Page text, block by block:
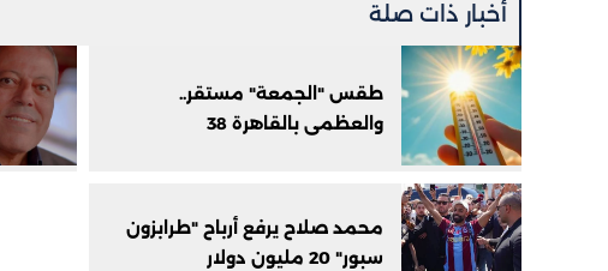
أخبار ذات صلة
طقس "الجمعة" مستقر..
والعظمى بالقاهرة 38
محمد صلاح يرفع أرباح "طرابزون
سبور" 20 مليون دولار